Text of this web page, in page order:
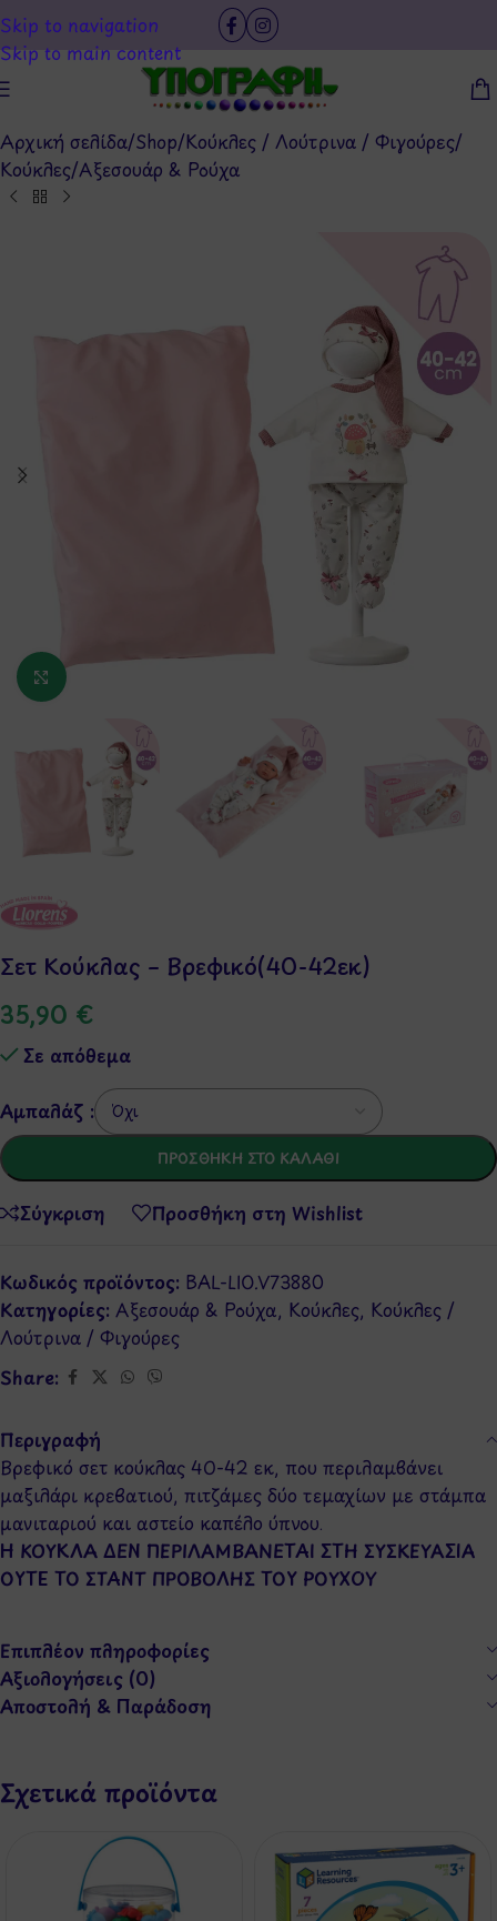
Skip to navigation
Skip to main content
Αρχική σελίδα/Shop/Κούκλες / Λούτρινα / Φιγούρες/
Κούκλες/Αξεσουάρ & Ρούχα
Κάντε κλικ για μεγέθυνση
Σετ Κούκλας – Βρεφικό(40-42εκ)
35,90 €
Σε απόθεμα
Αμπαλάζ :
ΠΡΟΣΘΉΚΗ ΣΤΟ ΚΑΛΆΘΙ
Σύγκριση Προσθήκη στη Wishlist
Κωδικός προϊόντος: BAL-LIO.V73880
Κατηγορίες: Αξεσουάρ & Ρούχα, Κούκλες, Κούκλες /
Λούτρινα / Φιγούρες
Share:
Περιγραφή
Βρεφικό σετ κούκλας 40-42 εκ, που περιλαμβάνει
μαξιλάρι κρεβατιού, πιτζάμες δύο τεμαχίων με στάμπα
μανιταριού και αστείο καπέλο ύπνου.
Η ΚΟΥΚΛΑ ΔΕΝ ΠΕΡΙΛΑΜΒΑΝΕΤΑΙ ΣΤΗ ΣΥΣΚΕΥΑΣΙΑ
ΟΥΤΕ ΤΟ ΣΤΑΝΤ ΠΡΟΒΟΛΗΣ ΤΟΥ ΡΟΥΧΟΥ
Επιπλέον πληροφορίες
Αξιολογήσεις (0)
Αποστολή & Παράδοση
Σχετικά προϊόντα